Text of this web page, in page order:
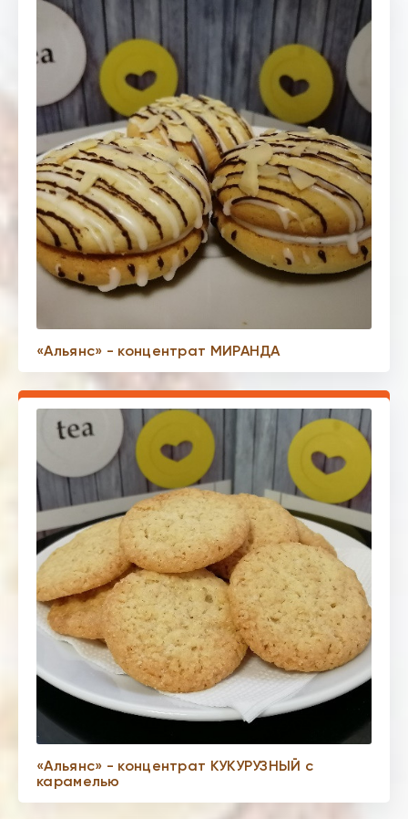
«Альянс» - концентрат МИРАНДА
«Альянс» - концентрат КУКУРУЗНЫЙ с
карамелью